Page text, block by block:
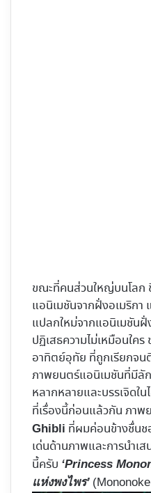
ขณะที่คนส่วนใหญ่บนโลก
แอนิเมชันจากฝั่งอเมริกา
แปลกใหม่จากแอนิเมชันฝั่
ปฏิเสธความไม่เหมือนใค
อาทิตย์อุทัย ที่ถูกเรียกจนติ
ภาพยนตร์แอนิเมชันที่มีลั
หลากหลายและบรรเจิดใ
ที่เรื่องนี้ก่อนแล้วกัน ภาพ
Ghibli ที่ผมค่อนข้างชื่นช
เด่นด้านภาพและการนำเ
นี้ครับ ‘Princess
แห่งพงไพร’